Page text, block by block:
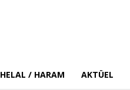
HELAL / HARAM AKTÜEL